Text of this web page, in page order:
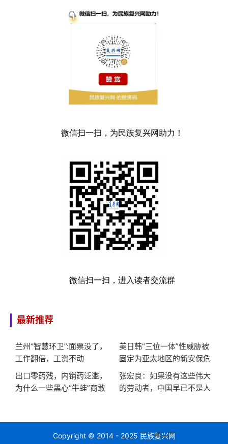
微信扫一扫，为民族复兴网助力！
微信扫一扫，进入读者交流群
最新推荐
兰州“智慧环卫”:面票没了，
工作翻倍，工资不动
美日韩“三位一体”性威胁被
固定为亚太地区的新安保危
机
出口零药残，内销药泛滥，
为什么一些黑心“牛蛙”商敢
张宏良：如果没有这些伟大
的劳动者，中国早已不是人
Copyright © 2014 - 2025 民族复兴网